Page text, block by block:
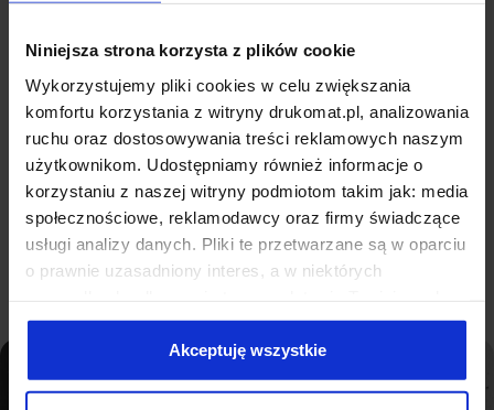
Niniejsza strona korzysta z plików cookie
Wykorzystujemy pliki cookies w celu zwiększania
komfortu korzystania z witryny drukomat.pl, analizowania
ruchu oraz dostosowywania treści reklamowych naszym
użytkownikom. Udostępniamy również informacje o
korzystaniu z naszej witryny podmiotom takim jak: media
społecznościowe, reklamodawcy oraz firmy świadczące
usługi analizy danych. Pliki te przetwarzane są w oparciu
o prawnie uzasadniony interes, a w niektórych
Niektóre z plików cookies dostarczane i przetwarzane są
przez naszych zewnętrznych partnerów, z których listą
możesz zapoznać się poniżej. Klikając “Akceptuję
Akceptuję wszystkie
masz możliwość przekazania własnego komunikatu
Twoja firma będzie widoczna przez cały rok – idealny
sposób na subtelną, ale efektywną promocję. Dzięki
solidnej budowie, łatwemu montażowi i różnorodnym
opcjom kolorystycznym, kalendarz będzie pasował do
każdego biura i wnętrza, budując wizerunek Twojej
firmy jako profesjonalnej i dbającej o detale.
Pełna specyfikacja